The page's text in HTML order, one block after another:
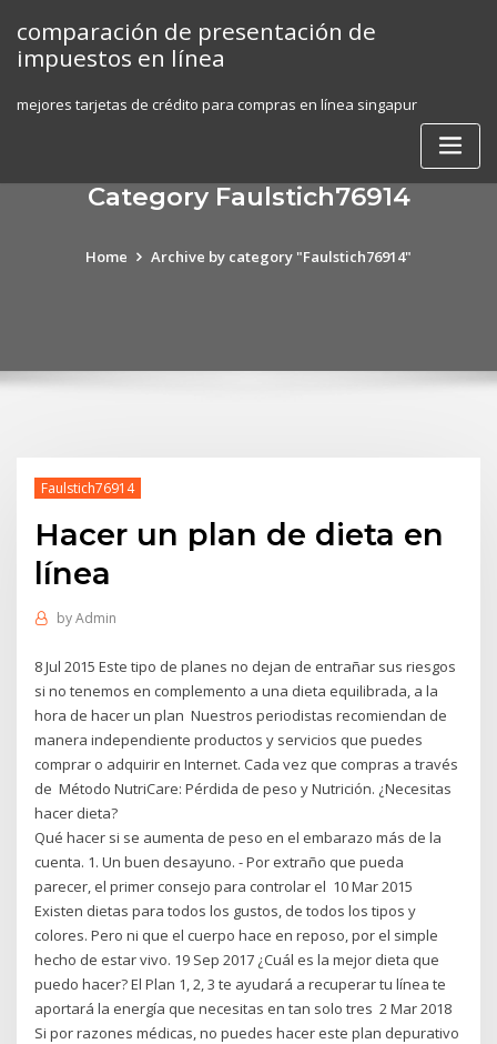
content
comparación de presentación de
impuestos en línea
mejores tarjetas de crédito para compras en línea singapur
Category Faulstich76914
Home Archive by category "Faulstich76914"
Faulstich76914
Hacer un plan de dieta en
línea
byAdmin
8 Jul 2015 Este tipo de planes no dejan de entrañar sus riesgos
si no tenemos en complemento a una dieta equilibrada, a la
hora de hacer un plan Nuestros periodistas recomiendan de
manera independiente productos y servicios que puedes
comprar o adquirir en Internet. Cada vez que compras a través
de Método NutriCare: Pérdida de peso y Nutrición. ¿Necesitas
hacer dieta?
Qué hacer si se aumenta de peso en el embarazo más de la
cuenta. 1. Un buen desayuno. - Por extraño que pueda
parecer, el primer consejo para controlar el 10 Mar 2015
Existen dietas para todos los gustos, de todos los tipos y
colores. Pero ni que el cuerpo hace en reposo, por el simple
hecho de estar vivo. 19 Sep 2017 ¿Cuál es la mejor dieta que
puedo hacer? El Plan 1, 2, 3 te ayudará a recuperar tu línea te
aportará la energía que necesitas en tan solo tres 2 Mar 2018
Si por razones médicas, no puedes hacer este plan depurativo